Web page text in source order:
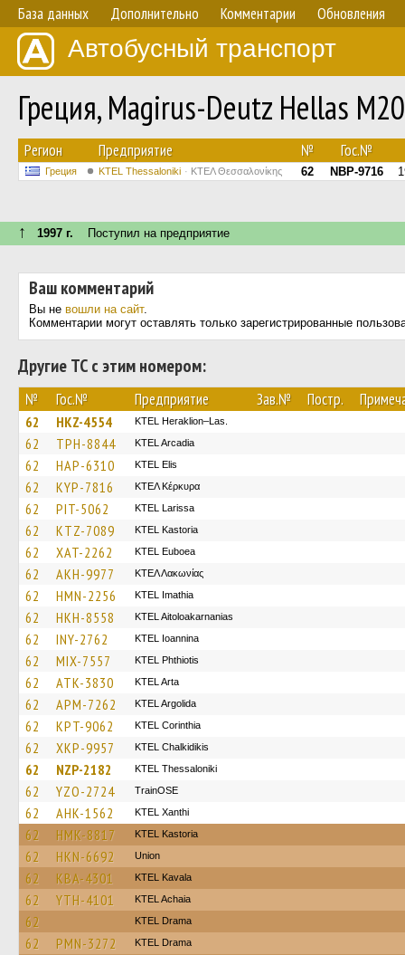
База данных Дополнительно Комментарии Обновления
Автобусный транспорт
Греция, Magirus-Deutz Hellas
Регион Предприятие № Гос.№
Греция KTEL Thessaloniki ΚΤΕΛ Θεσσαλονίκης 62 NBP-9716
↑ 1997 г. Поступил на предприятие
Ваш комментарий
Вы не вошли на сайт.
Комментарии могут оставлять только зарегистрированные
Другие ТС с этим номером:
№ Гос.№ Предприятие Зав.№ Постр.
62 HKZ-4554 KTEL Heraklion–Las.
62 TPH-8844 KTEL Arcadia
62 HAP-6310 KTEL Elis
62 KYP-7816 ΚΤΕΛ Κέρκυρα
62 PIT-5062 KTEL Larissa
62 KTZ-7089 KTEL Kastoria
62 XAT-2262 ΚΤΕL Euboea
62 AKH-9977 ΚΤΕΛ Λακωνίας
62 HMN-2256 KTEL Imathia
62 HKH-8558 KTEL Aitoloakarnanias
62 INY-2762 KTEL Ioannina
62 MIX-7557 ΚΤΕL Phthiotis
62 ATK-3830 KTEL Arta
62 APM-7262 KTEL Argolida
62 KPT-9062 KTEL Corinthia
62 XKP-9957 ΚΤΕL Chalkidikis
62 NZP-2182 KTEL Thessaloniki
62 YZO-2724 TrainΟSE
62 AHK-1562 KTEL Xanthi
62 HMK-8817 KTEL Kastoria
62 HKN-6692 Union
62 KBA-4301 KTEL Kavala
62 YTH-4101 KTEL Achaia
62 KTEL Drama
62 PMN-3272 KTEL Drama